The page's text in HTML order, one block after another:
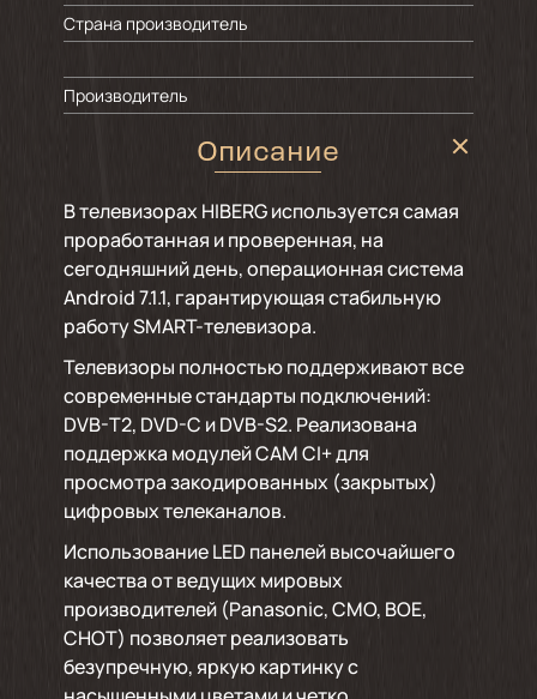
Страна производитель
Производитель
Описание
В телевизорах HIBERG используется самая
проработанная и проверенная, на
сегодняшний день, операционная система
Android 7.1.1, гарантирующая стабильную
работу SMART-телевизора.
Телевизоры полностью поддерживают все
современные стандарты подключений:
DVB-T2, DVD-C и DVB-S2. Реализована
поддержка модулей CAM CI+ для
просмотра закодированных (закрытых)
цифровых телеканалов.
Использование LED панелей высочайшего
качества от ведущих мировых
производителей (Panasonic, CMO, BOE,
CHOT) позволяет реализовать
безупречную, яркую картинку с